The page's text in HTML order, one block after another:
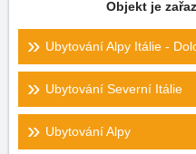
Objekt je
Ubytování Alpy Itálie -
Ubytování Severní Itálie
Ubytování Alpy